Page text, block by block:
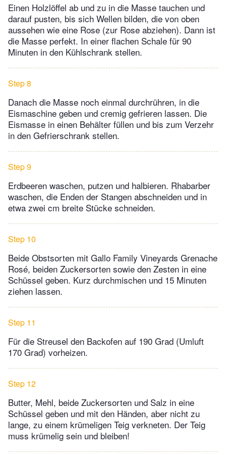
Einen Holzlöffel ab und zu in die Masse tauchen und
darauf pusten, bis sich Wellen bilden, die von oben
aussehen wie eine Rose (zur Rose abziehen). Dann ist
die Masse perfekt. In einer flachen Schale für 90
Minuten in den Kühlschrank stellen.
Step 8
Danach die Masse noch einmal durchrühren, in die
Eismaschine geben und cremig gefrieren lassen. Die
Eismasse in einen Behälter füllen und bis zum Verzehr
in den Gefrierschrank stellen.
Step 9
Erdbeeren waschen, putzen und halbieren. Rhabarber
waschen, die Enden der Stangen abschneiden und in
etwa zwei cm breite Stücke schneiden.
Step 10
Beide Obstsorten mit Gallo Family Vineyards Grenache
Rosé, beiden Zuckersorten sowie den Zesten in eine
Schüssel geben. Kurz durchmischen und 15 Minuten
ziehen lassen.
Step 11
Für die Streusel den Backofen auf 190 Grad (Umluft
170 Grad) vorheizen.
Step 12
Butter, Mehl, beide Zuckersorten und Salz in eine
Schüssel geben und mit den Händen, aber nicht zu
lange, zu einem krümeligen Teig verkneten. Der Teig
muss krümelig sein und bleiben!